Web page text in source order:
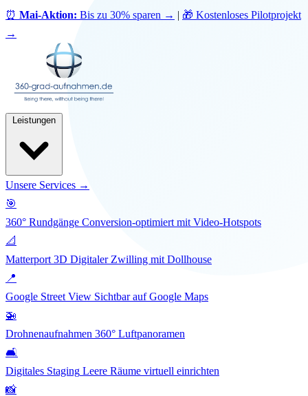
⏰ Mai-Aktion: Bis zu 30% sparen → | 🎁 Kostenloses Pilotprojekt
→
Unsere Services →
🎯
360° Rundgänge Conversion-optimiert mit Video-Hotspots
📐
Matterport 3D Digitaler Zwilling mit Dollhouse
📍
Google Street View Sichtbar auf Google Maps
🚁
Drohnenaufnahmen 360° Luftpanoramen
🛋️
Digitales Staging Leere Räume virtuell einrichten
📸